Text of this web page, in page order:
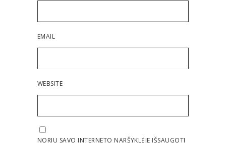
EMAIL
WEBSITE
NORIU SAVO INTERNETO NARŠYKLĖJE IŠSAUGOTI